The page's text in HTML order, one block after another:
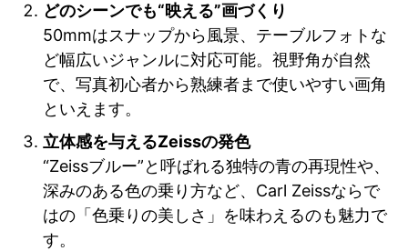
どのシーンでも“映える”画づくり
50mmはスナップから風景、テーブルフォトな
ど幅広いジャンルに対応可能。視野角が自然
で、写真初心者から熟練者まで使いやすい画角
といえます。
立体感を与えるZeissの発色
“Zeissブルー”と呼ばれる独特の青の再現性や、
深みのある色の乗り方など、Carl Zeissならで
はの「色乗りの美しさ」を味わえるのも魅力で
す。